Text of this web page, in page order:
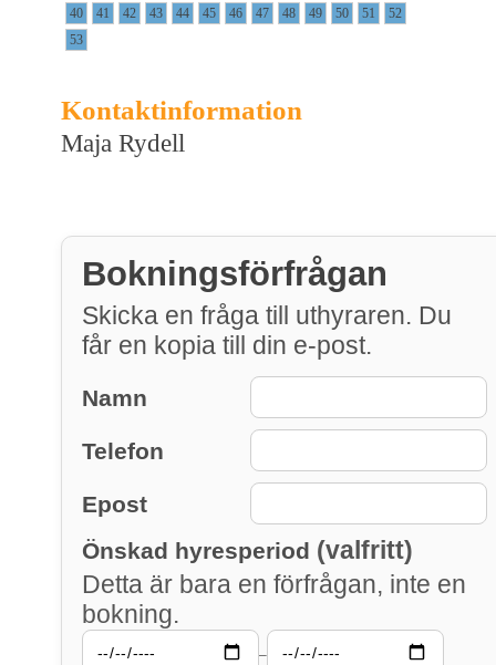
40 41 42 43 44 45 46 47 48 49 50 51
52
53
Kontaktinformation
Maja Rydell
Bokningsförfrågan
Skicka en fråga till uthyraren. Du
får en kopia till din e-post.
Namn
Telefon
Epost
Önskad hyresperiod (valfritt)
Detta är bara en förfrågan, inte en
bokning.
–